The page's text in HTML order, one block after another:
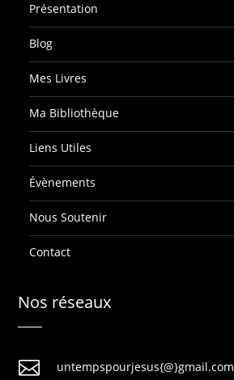
Présentation
Blog
Mes Livres
Ma Bibliothèque
Liens Utiles
Évènements
Nous Soutenir
Contact
Nos réseaux
 untempspourjesus{@}gmail.com